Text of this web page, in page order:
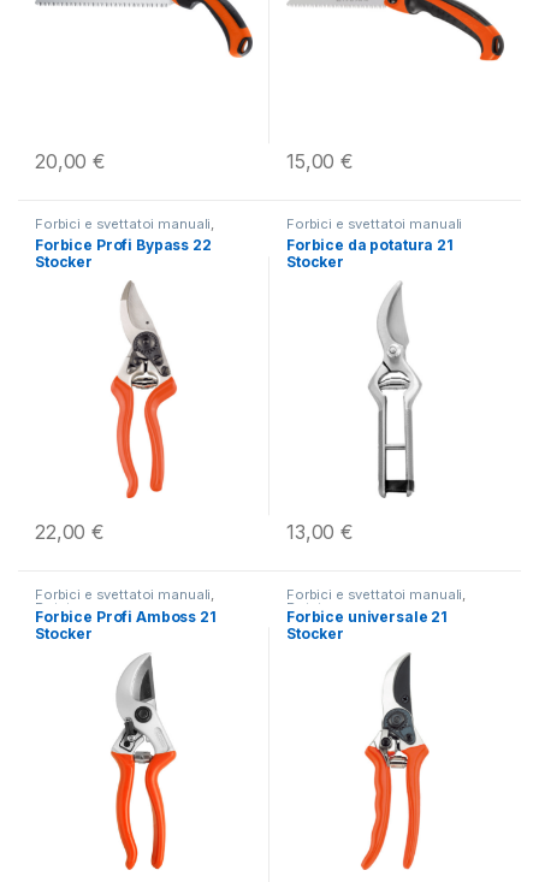
20,00€ 15,00€
Forbici e svettatoi manuali
Potatura
Forbice Profi Bypass 22
Stocker
22,00€
Forbici e svettatoi manuali
Forbice da potatura 21
Stocker
13,00€
Forbici e svettatoi manuali,
Potatura
Forbice Profi Amboss 21
Stocker
Forbici e svettatoi manuali,
Potatura
Forbice universale 21
Stocker